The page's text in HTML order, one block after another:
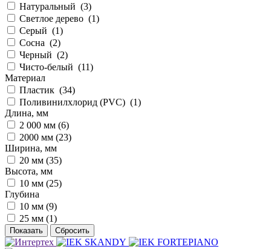
Натуральный (3)
Светлое дерево (1)
Серый (1)
Сосна (2)
Черный (2)
Чисто-белый (11)
Материал
Пластик (34)
Поливинилхлорид (PVC) (1)
Длина, мм
2 000 мм (6)
2000 мм (23)
Ширина, мм
20 мм (35)
Высота, мм
10 мм (25)
Глубина
10 мм (9)
25 мм (1)